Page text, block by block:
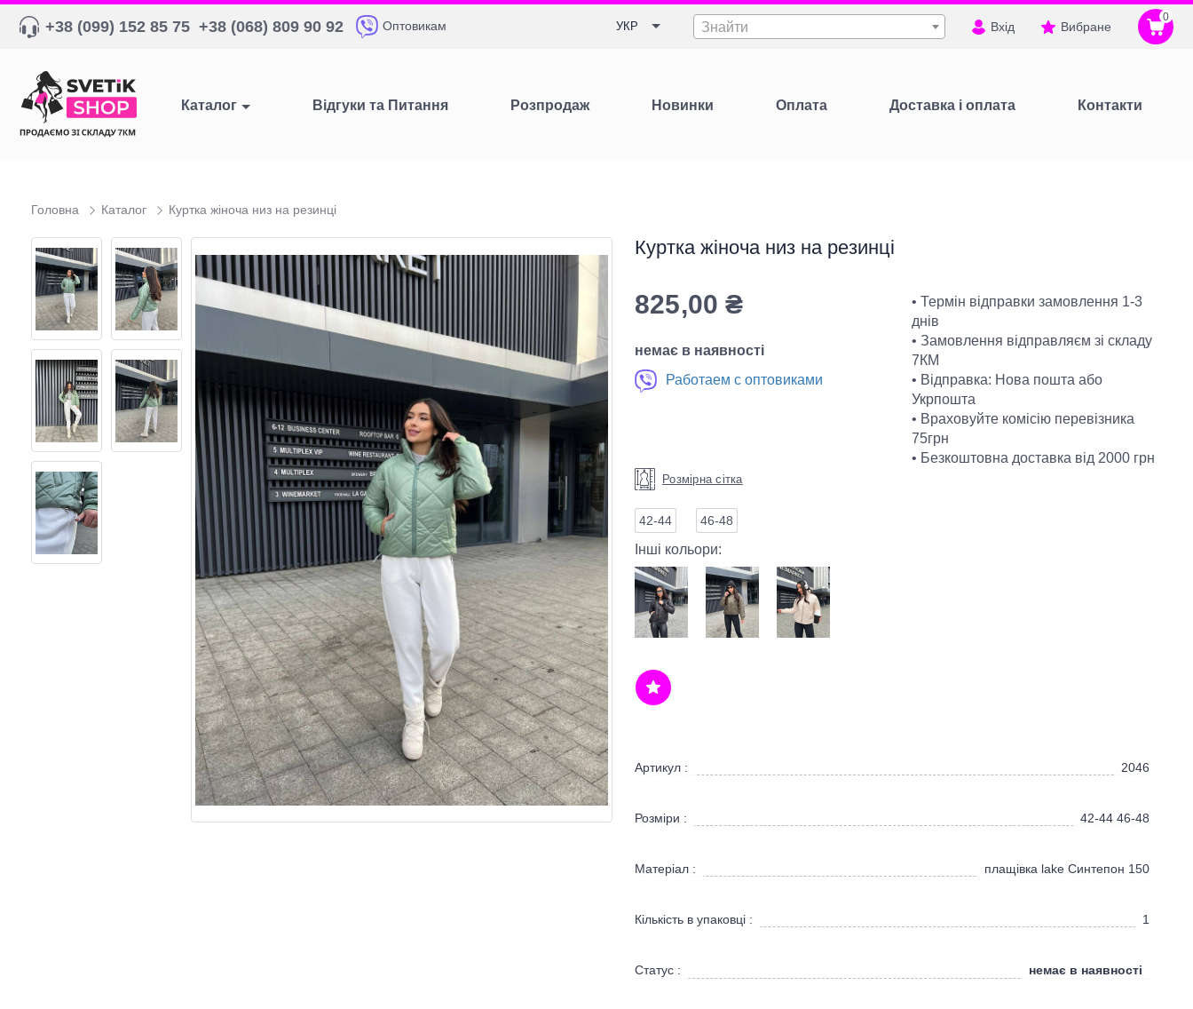
+38 (099) 152 85 75 +38 (068) 809 90 92 Оптовикам УКР Знайти Вхід Вибране
0
Каталог Відгуки та Питання Розпродаж Новинки Оплата Доставка і оплата Контакти
Головна Каталог Куртка жіноча низ на резинці
Куртка жіноча низ на резинці
825,00₴
немає в наявності
Работаем с оптовиками
• Термін відправки замовлення 1-3
днів
• Замовлення відправляєм зі складу
7КМ
• Відправка: Нова пошта або
Укрпошта
• Враховуйте комісію перевізника
75грн
• Безкоштовна доставка від 2000 грн
Розмірна сітка
42-44 46-48
Інші кольори:
Артикул : 2046
Розміри : 42-44 46-48
Матеріал : плащівка lake Синтепон 150
Кількість в упаковці : 1
Статус : немає в наявності